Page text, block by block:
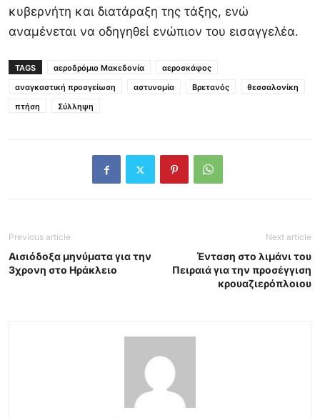
κυβερνήτη και διατάραξη της τάξης, ενώ
αναμένεται να οδηγηθεί ενώπιον του εισαγγελέα.
TAGS αεροδρόμιο Μακεδονία
αεροσκάφος
αναγκαστική προσγείωση
αστυνομία Βρετανός
θεσσαλονίκη
πτήση
Σύλληψη
Previous article
Αισιόδοξα μηνύματα για την
3χρονη στο Ηράκλειο
Next article
Ένταση στο λιμάνι του
Πειραιά για την προσέγγιση
κρουαζιερόπλοιου